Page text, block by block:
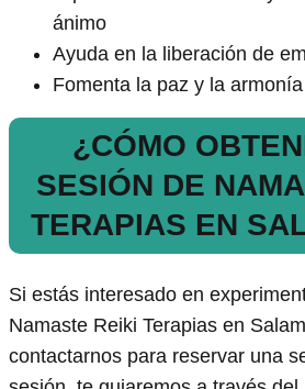
ánimo
Ayuda en la liberación de
Fomenta la paz y la
¿CÓMO
SESIÓN DE
TERAPIAS EN
Si estás interesado en
Namaste Reiki Terapias en
contactarnos para reservar una